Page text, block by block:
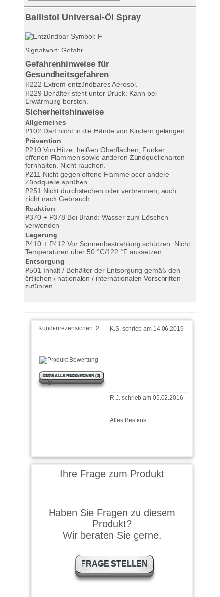
Ballistol Universal-Öl Spray
Signalwort: Gefahr
Gefahrenhinweise für
Gesundheitsgefahren
H222 Extrem entzündbares Aerosol.
H229 Behälter steht unter Druck: Kann bei
Erwärmung bersten.
Sicherheitshinweise
Allgemeines
P102 Darf nicht in die Hände von Kindern gelangen.
Prävention
P210 Von Hitze, heißen Oberflächen, Funken,
offenen Flammen sowie anderen Zündquellenarten
fernhalten. Nicht rauchen.
P211 Nicht gegen offene Flamme oder andere
Zündquelle sprühen
P251 Nicht durchstechen oder verbrennen, auch
nicht nach Gebrauch.
Reaktion
P370 + P378 Bei Brand: Wasser zum Löschen
verwenden
Lagerung
P410 + P412 Vor Sonnenbestrahlung schützen. Nicht
Temperaturen über 50 °C/122 °F aussetzen
Entsorgung
P501 Inhalt / Behälter der Entsorgung gemäß den
örtlichen / nationalen / internationalen Vorschriften
zuführen.
Kundenrezensionen: 2
5
ZEIGE ALLE REZENSIONEN (2)
K.S. schrieb am 14.06.2019
.
R J. schrieb am 05.02.2016
Alles Bestens.
Ihre Frage zum Produkt
Haben Sie Fragen zu diesem
Produkt?
Wir beraten Sie gerne.
FRAGE STELLEN